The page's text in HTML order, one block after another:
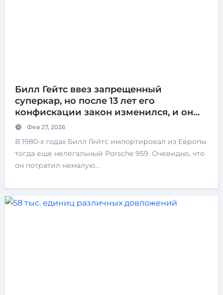
Билл Гейтс ввез запрещенный
суперкар, но после 13 лет его
конфискации закон изменился, и он
наконец-то сел за руль
Фев 27, 2026
В 1980-х годах Билл Гейтс импортировал из Европы
тогда еще нелегальный Porsche 959. Очевидно, что
он потратил немалую…